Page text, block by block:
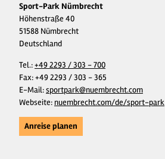
Sport-Park Nümbrecht
Höhenstraße 40
51588 Nümbrecht
Deutschland
Tel.:+49 2293 / 303 - 700
Fax:+49 2293 / 303 - 365
E-Mail:sportpark@nuembrecht.com
Webseite: nuembrecht.com/de/sport-park
Anreise planen